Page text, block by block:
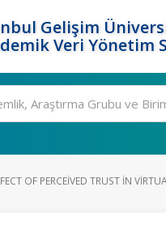
Gelişim
Veri Yönetim
OF PERCEIVED TRUST IN